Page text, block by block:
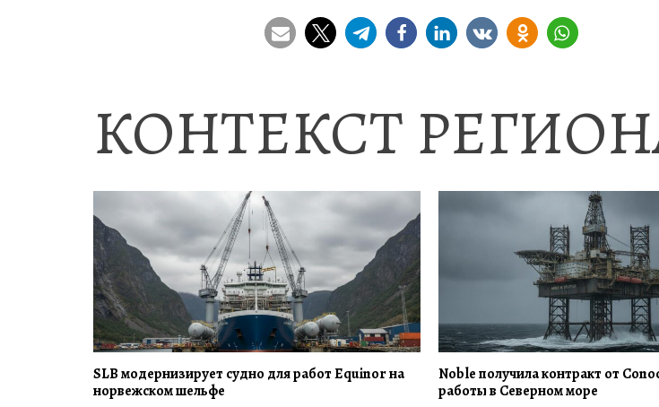
КОНТЕКСТ
SLB модернизирует судно для работ Equinor на
норвежском шельфе
Noble получила контракт от
работы в Северном море